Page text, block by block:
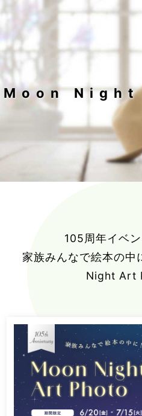
Moon
105周年イベン
家族みんなで絵本の
Night Art